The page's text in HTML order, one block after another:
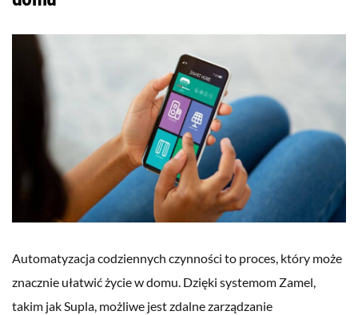
Automatyzacja codziennych czynności to proces, który może
znacznie ułatwić życie w domu. Dzięki systemom Zamel,
takim jak Supla, możliwe jest zdalne zarządzanie